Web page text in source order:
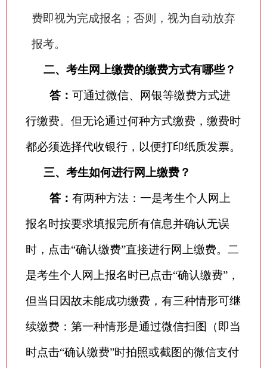
费即视为完成报名；否则，视为自动放弃
报考。
二、考生网上缴费的缴费方式有哪些？
答： 可通过微信、网银等缴费方式进
行缴费。但无论通过何种方式缴费，缴费时
都必须选择代收银行，以便打印纸质发票。
三、考生如何进行网上缴费？
答： 有两种方法：一是考生个人网上
报名时按要求填报完所有信息并确认无误
时，点击“确认缴费”直接进行网上缴费。二
是考生个人网上报名时已点击“确认缴费”，
但当日因故未能成功缴费，有三种情形可继
续缴费：第一种情形是通过微信扫图（即当
时点击“确认缴费”时拍照或截图的微信支付